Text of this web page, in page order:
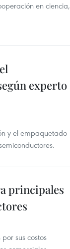
en ciencia,
experto
y el empaquetado
principales
sus costos